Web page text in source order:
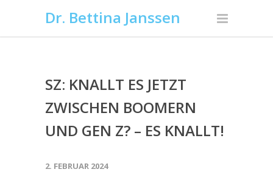
Dr. Bettina Janssen
SZ: KNALLT ES JETZT
ZWISCHEN BOOMERN
UND GEN Z? – ES KNALLT!
2. FEBRUAR 2024